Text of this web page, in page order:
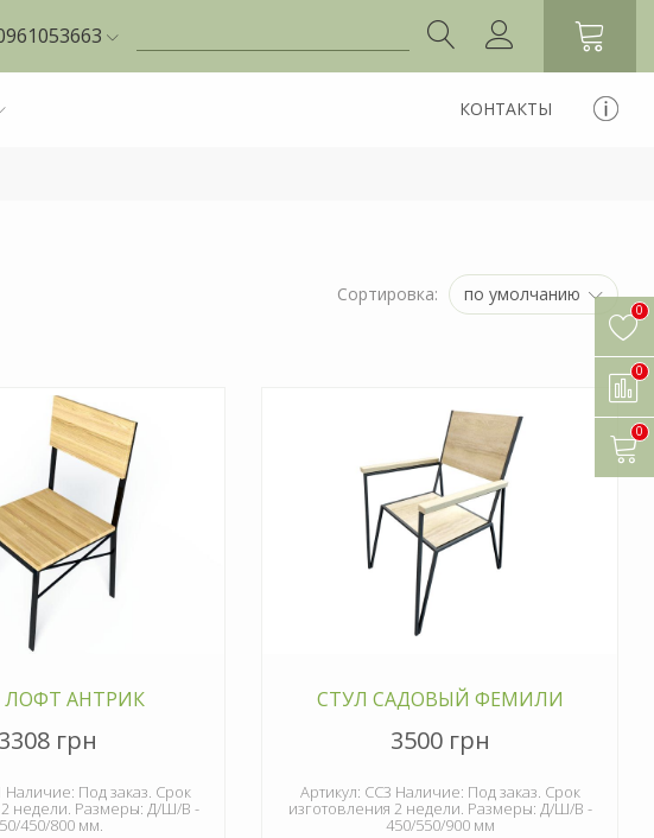
КОНТАКТЫ
Сортировка: по умолчанию
ЛОФТ АНТРИК
3308 грн
Наличие: Под заказ. Срок
2 недели. Размеры: Д/Ш/В -
450/800 мм.
СТУЛ САДОВЫЙ ФЕМИЛИ
3500 грн
Артикул: СС3 Наличие: Под заказ. Срок
изготовления 2 недели. Размеры: Д/Ш/В -
450/550/900 мм
0
0
0